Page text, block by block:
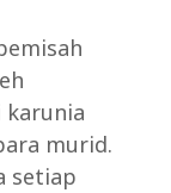
karunia
murid.
setiap